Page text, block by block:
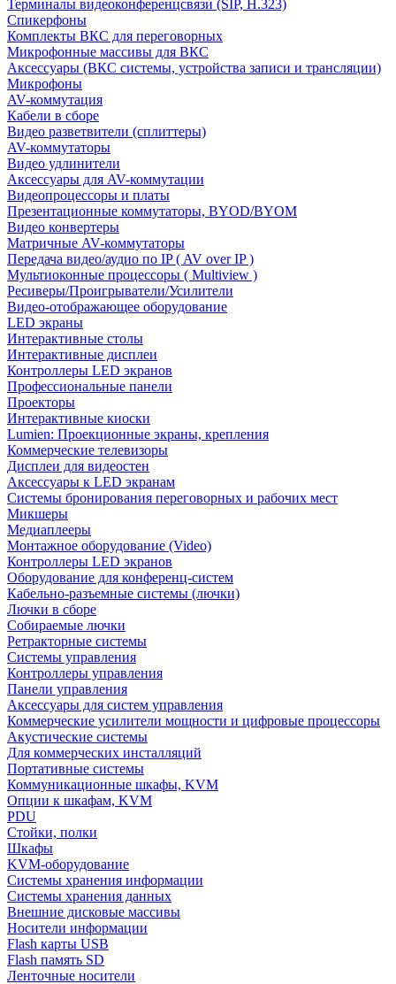
Терминалы видеоконференцсвязи (SIP, H.323)
Спикерфоны
Комплекты ВКС для переговорных
Микрофонные массивы для ВКС
Аксессуары (ВКС системы, устройства записи и трансляции)
Микрофоны
AV-коммутация
Кабели в сборе
Видео разветвители (сплиттеры)
AV-коммутаторы
Видео удлинители
Аксессуары для AV-коммутации
Видеопроцессоры и платы
Презентационные коммутаторы, BYOD/BYOM
Видео конвертеры
Матричные AV-коммутаторы
Передача видео/аудио по IP ( AV over IP )
Мультиоконные процессоры ( Multiview )
Ресиверы/Проигрыватели/Усилители
Видео-отображающее оборудование
LED экраны
Интерактивные столы
Интерактивные дисплеи
Контроллеры LED экранов
Профессиональные панели
Проекторы
Интерактивные киоски
Lumien: Проекционные экраны, крепления
Коммерческие телевизоры
Дисплеи для видеостен
Аксессуары к LED экранам
Системы бронирования переговорных и рабочих мест
Микшеры
Медиаплееры
Монтажное оборудование (Video)
Контроллеры LED экранов
Оборудование для конференц-систем
Кабельно-разъемные системы (лючки)
Лючки в сборе
Собираемые лючки
Ретракторные системы
Системы управления
Контроллеры управления
Панели управления
Аксессуары для систем управления
Коммерческие усилители мощности и цифровые процессоры
Акустические системы
Для коммерческих инсталляций
Портативные системы
Коммуникационные шкафы, KVM
Опции к шкафам, KVM
PDU
Стойки, полки
Шкафы
KVM-оборудование
Системы хранения информации
Системы хранения данных
Внешние дисковые массивы
Носители информации
Flash карты USB
Flash память SD
Ленточные носители